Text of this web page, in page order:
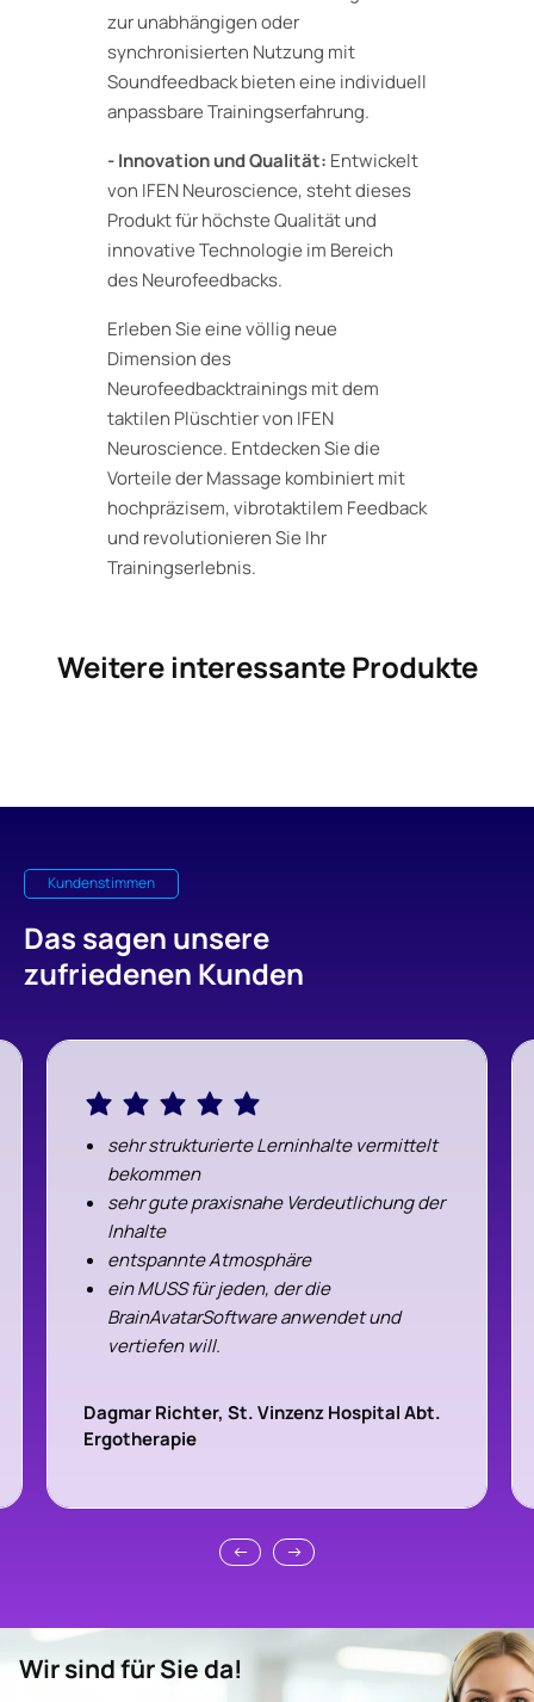
zur unabhängigen oder
synchronisierten Nutzung mit
Soundfeedback bieten eine individuell
anpassbare Trainingserfahrung.
- Innovation und Qualität: Entwickelt
von IFEN Neuroscience, steht dieses
Produkt für höchste Qualität und
innovative Technologie im Bereich
des Neurofeedbacks.
Erleben Sie eine völlig neue
Dimension des
Neurofeedbacktrainings mit dem
taktilen Plüschtier von IFEN
Neuroscience. Entdecken Sie die
Vorteile der Massage kombiniert mit
hochpräzisem, vibrotaktilem Feedback
und revolutionieren Sie Ihr
Trainingserlebnis.
Weitere interessante Produkte
Kundenstimmen
Das sagen unsere
zufriedenen Kunden
sehr strukturierte Lerninhalte vermittelt
bekommen
sehr gute praxisnahe Verdeutlichung der
Inhalte
entspannte Atmosphäre
ein MUSS für jeden, der die
BrainAvatarSoftware anwendet und
vertiefen will.
Dagmar Richter, St. Vinzenz Hospital Abt.
Ergotherapie
Wir sind für Sie da!